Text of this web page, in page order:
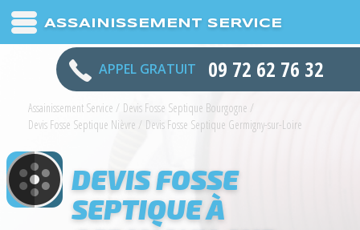
ASSAINISSEMENT SERVICE
APPEL GRATUIT 09 72 62 76 32
Assainissement Service / Devis Fosse Septique Bourgogne /
Devis Fosse Septique Nièvre / Devis Fosse Septique Germigny-sur-Loire
DEVIS FOSSE
SEPTIQUE À